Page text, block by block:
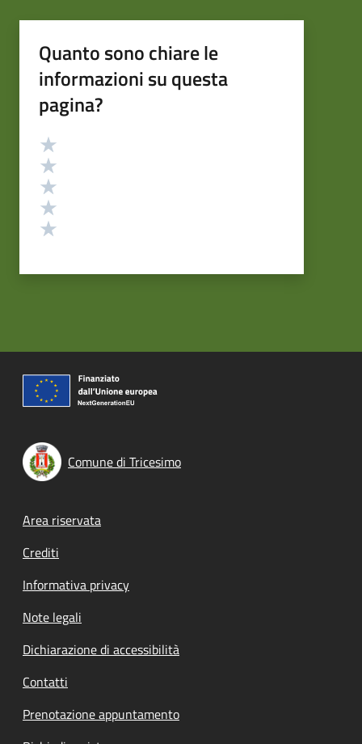
Quanto sono chiare le
informazioni su questa
pagina?
Valutazione
Comune di Tricesimo
Footer menu
Area riservata
Crediti
Informativa privacy
Note legali
Dichiarazione di accessibilità
Contatti
Prenotazione appuntamento